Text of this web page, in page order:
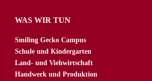
WAS WIR TUN
Smiling Gecko Campus
Schule und Kindergarten
Land- und Viehwirtschaft
Handwerk und Produktion